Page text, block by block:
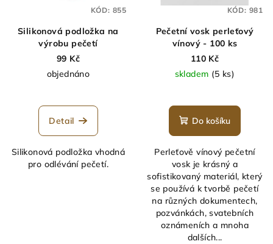
Silikonová podložka na
výrobu pečetí
99 Kč
objednáno
Detail
Silikonová podložka vhodná
pro odlévání pečetí.
KÓD: 855
Pečetní vosk perleťový
vínový - 100 ks
110 Kč
skladem (5 ks)
hodnocení
produktu
z
5
hvězdiček.
Do košíku
Perleťově vínový pečetní
vosk je krásný a
sofistikovaný materiál, který
se používá k tvorbě pečetí
na různých dokumentech,
pozvánkách, svatebních
oznámeních a mnoha
dalších...
KÓD: 981